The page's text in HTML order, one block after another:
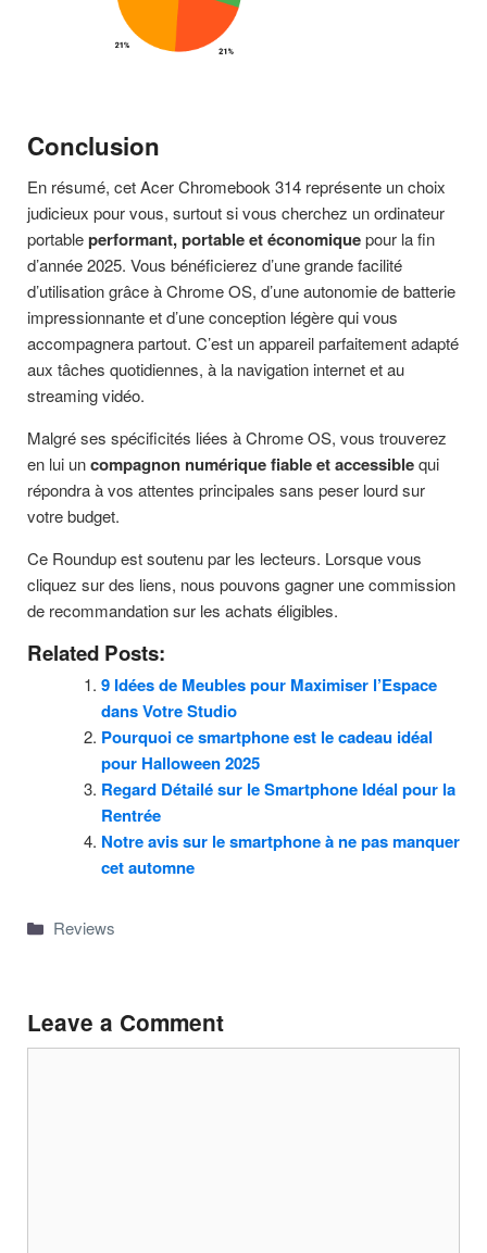
Conclusion
En résumé, cet Acer Chromebook 314 représente un choix
judicieux pour vous, surtout si vous cherchez un ordinateur
portableperformant, portable et économiquepour la fin
d’année 2025. Vous bénéficierez d’une grande facilité
d’utilisation grâce à Chrome OS, d’une autonomie de batterie
impressionnante et d’une conception légère qui vous
accompagnera partout. C’est un appareil parfaitement adapté
aux tâches quotidiennes, à la navigation internet et au
streaming vidéo.
Malgré ses spécificités liées à Chrome OS, vous trouverez
en lui uncompagnon numérique fiable et accessiblequi
répondra à vos attentes principales sans peser lourd sur
votre budget.
Ce Roundup est soutenu par les lecteurs. Lorsque vous
cliquez sur des liens, nous pouvons gagner une commission
de recommandation sur les achats éligibles.
Related Posts:
9 Idées de Meubles pour Maximiser l’Espace
dans Votre Studio
Pourquoi ce smartphone est le cadeau idéal
pour Halloween 2025
Regard Détailé sur le Smartphone Idéal pour la
Rentrée
Notre avis sur le smartphone à ne pas manquer
cet automne
Categories
Reviews
Leave a Comment